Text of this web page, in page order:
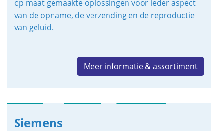
op maat gemaakte oplossingen voor ieder aspect
van de opname, de verzending en de reproductie
van geluid.
Meer informatie & assortiment
Siemens